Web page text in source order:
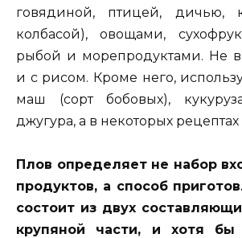
говядиной, птицей, дичью,
колбасой), овощами,
рыбой и морепродуктами. Не
и с рисом. Кроме него,
маш (сорт бобовых),
джугура, а в некоторых
Плов определяет не набор
продуктов, а способ
состоит из двух
крупяной части, и хотя